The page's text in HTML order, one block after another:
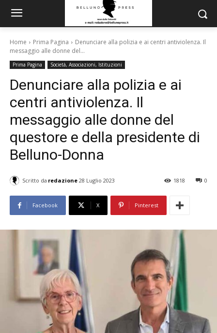
Home Prima Pagina
Denunciare alla polizia e ai centri antiviolenza. Il
messaggio alle donne del...
Prima Pagina Società, Associazioni, Istituzioni
Denunciare alla polizia e ai
centri antiviolenza. Il
messaggio alle donne del
questore e della presidente di
Belluno-Donna
Scritto da redazione 28 Luglio 2023 0
1818
Facebook X Pinterest